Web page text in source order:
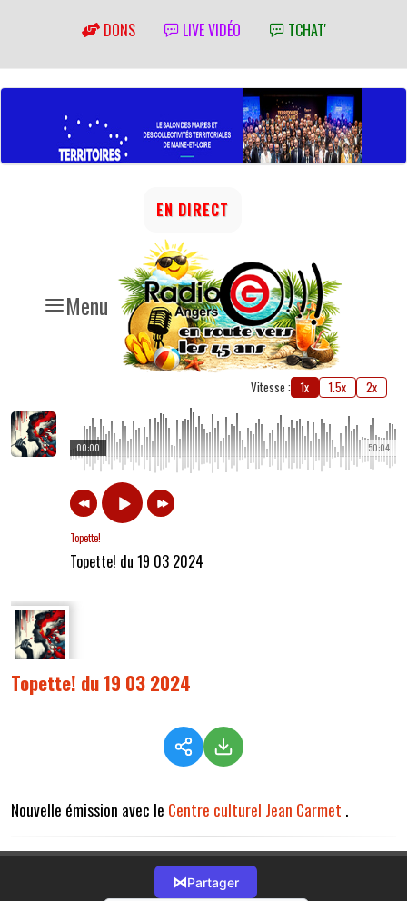
DONS LIVE VIDÉO TCHAT'
Menu
EN DIRECT
Vitesse : 1x 1.5x 2x
50:04
00:00
Topette!
Topette! du 19 03 2024
Topette! du 19 03 2024
Nouvelle émission avec le Centre culturel Jean Carmet .
⋈Partager